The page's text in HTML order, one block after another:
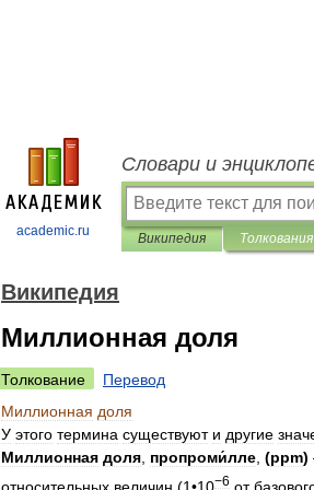
academic.ru
Словари и
Википедия Толкования
Википедия
Миллионная доля
Толкование
Перевод
Миллионная доля
У этого термина существуют и другие
Миллионная доля пропроми́лле (ppm)
относительных величин (1•10−6 от